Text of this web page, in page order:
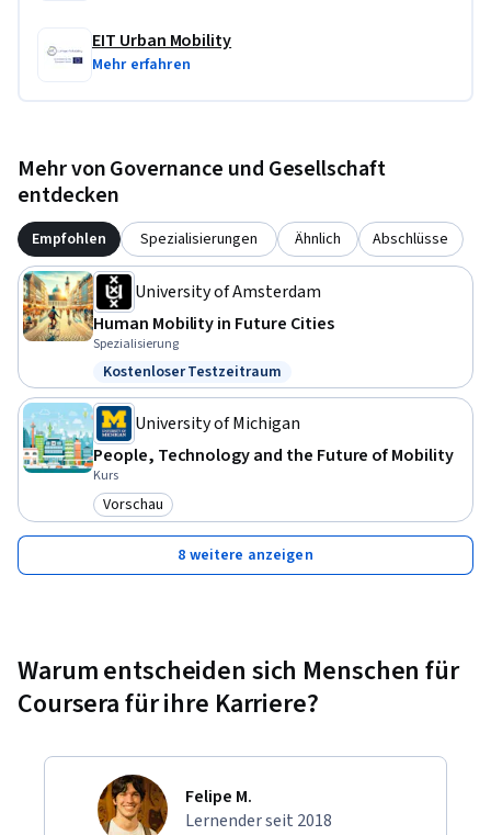
EIT Urban Mobility
Mehr erfahren
Mehr von Governance und Gesellschaft
entdecken
Empfohlen Spezialisierungen Ähnlich Abschlüsse
University of Amsterdam
Human Mobility in Future Cities
Spezialisierung
Status: Kostenloser Testzeitraum
Kostenloser Testzeitraum
University of Michigan
People, Technology and the Future of Mobility
Kurs
Kategorie: Vorschau
Vorschau
8 weitere anzeigen
Warum entscheiden sich Menschen für
Coursera für ihre Karriere?
Felipe M.
Lernender seit 2018